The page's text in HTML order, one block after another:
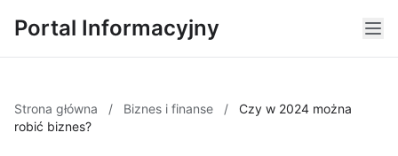
Portal Informacyjny
Strona główna / Biznes i finanse /
Czy w 2024 można
robić biznes?